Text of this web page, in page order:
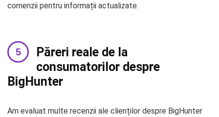
comenzii pentru informații actualizate.
Păreri reale de la
consumatorilor despre
BigHunter
Am evaluat multe recenzii ale clienților despre BigHunter